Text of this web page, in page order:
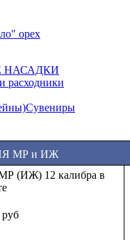
орех
НАСАДКИ
расходники
Сувениры
МР и ИЖ
МР (ИЖ) 12 калибра в